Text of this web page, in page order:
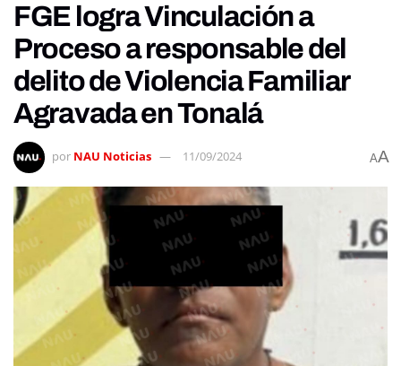
FGE logra Vinculación a
Proceso a responsable del
delito de Violencia Familiar
Agravada en Tonalá
por NAU Noticias 11/09/2024 AA